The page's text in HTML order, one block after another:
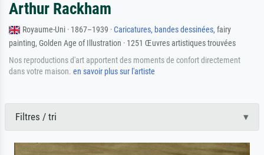
Arthur Rackham
Royaume-Uni · 1867–1939 ·Caricatures, bandes dessinées, fairy
painting, Golden Age of Illustration · 1251 Œuvres artistiques trouvées
Nos reproductions d'art apportent des moments de confort directement
dans votre maison. en savoir plus sur l'artiste
Filtres / tri